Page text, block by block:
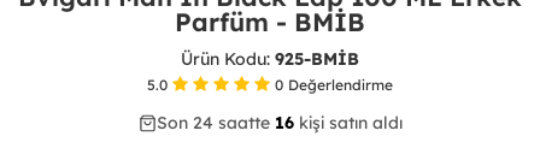
Parfüm - BMİB
Ürün Kodu: 925-BMİB
5.0 0 Değerlendirme
38 47
Son 24 saatte 16 kişi satın aldı